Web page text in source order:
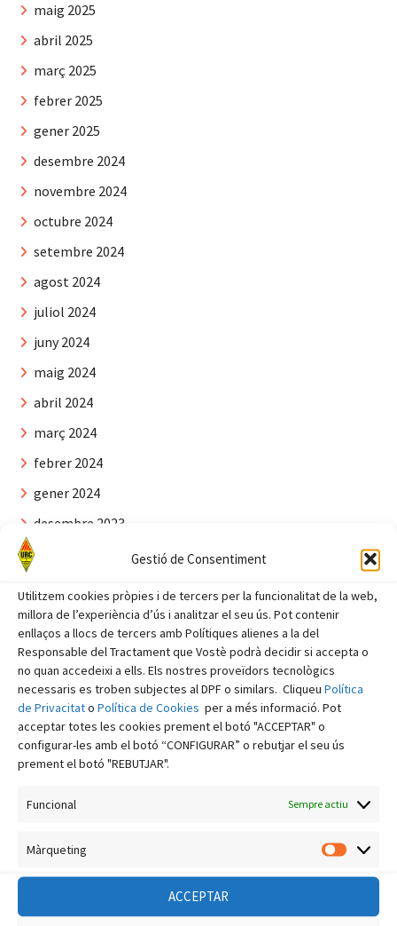
Gestió de Consentiment
Utilitzem cookies pròpies i de tercers per la funcionalitat de la web,
millora de l’experiència d’ús i analitzar el seu ús. Pot contenir
enllaços a llocs de tercers amb Polítiques alienes a la del
Responsable del Tractament que Vostè podrà decidir si accepta o
no quan accedeixi a ells. Els nostres proveïdors tecnològics
necessaris es troben subjectes al DPF o similars. Cliqueu Política
de Privacitato Política de Cookies per a més informació. Pot
acceptar totes les cookies prement el botó "ACCEPTAR" o
configurar-les amb el botó “CONFIGURAR” o rebutjar el seu ús
prement el botó "REBUTJAR".
Funcional Sempre actiu
Màrqueting
ACCEPTAR
maig 2025
abril 2025
març 2025
febrer 2025
gener 2025
desembre 2024
novembre 2024
octubre 2024
setembre 2024
agost 2024
juliol 2024
juny 2024
maig 2024
abril 2024
març 2024
febrer 2024
gener 2024
desembre 2023
novembre 2023
setembre 2023
agost 2023
juliol 2023
juny 2023
maig 2023
abril 2023
gener 2023
novembre 2022